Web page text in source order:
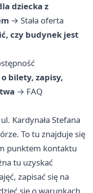
dziecka z
→ Stała oferta
czy budynek jest
bilety, zapisy,
→ FAQ
Kardynała Stefana
To tu znajduje się
punktem kontaktu
tu uzyskać
zapisać się na